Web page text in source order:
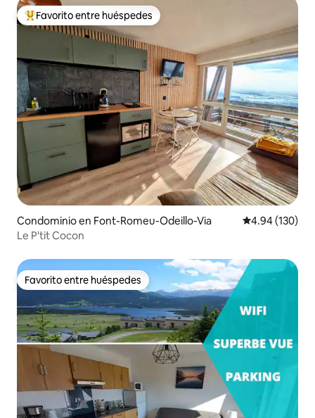
De los mejores en Favorito entre huéspedes
Favorito entre huéspedes
Condominio en Font-Romeu-Odeillo-Via Calificación
4.94 (130)
Le P'tit Cocon
Favorito entre huéspedes
Favorito entre huéspedes